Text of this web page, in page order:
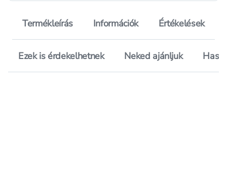
Termékleírás Információk Értékelések
Ezek is érdekelhetnek Neked ajánljuk